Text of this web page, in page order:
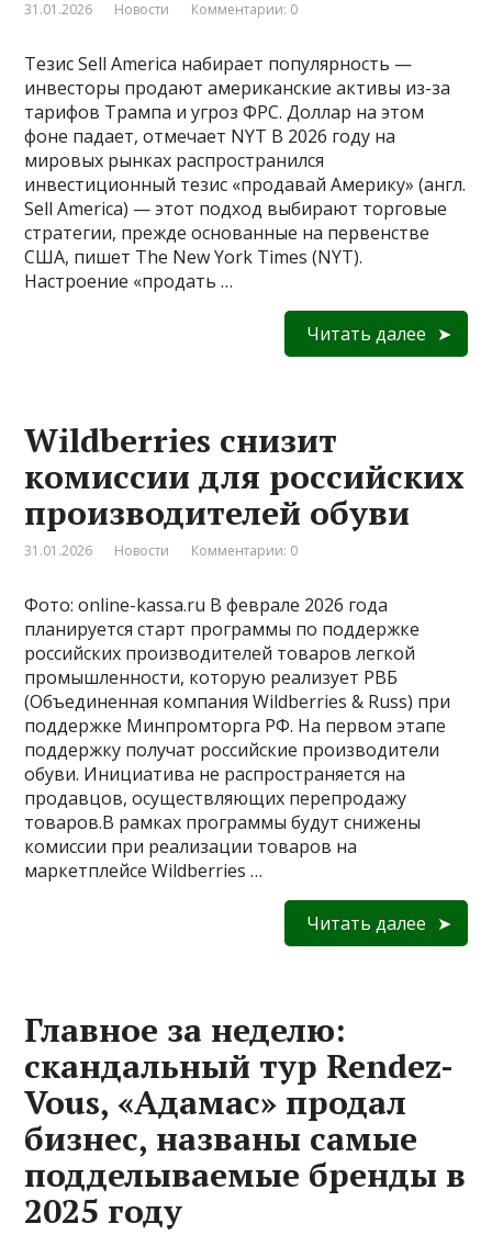
31.01.2026 Новости Комментарии: 0
Тезис Sell America набирает популярность —
инвесторы продают американские активы из-за
тарифов Трампа и угроз ФРС. Доллар на этом
фоне падает, отмечает NYT В 2026 году на
мировых рынках распространился
инвестиционный тезис «продавай Америку» (англ.
Sell America) — этот подход выбирают торговые
стратегии, прежде основанные на первенстве
США, пишет The New York Times (NYT).
Настроение «продать …
Читать далее
Wildberries снизит
комиссии для российских
производителей обуви
31.01.2026 Новости Комментарии: 0
Фото: online-kassa.ru В феврале 2026 года
планируется старт программы по поддержке
российских производителей товаров легкой
промышленности, которую реализует РВБ
(Объединенная компания Wildberries & Russ) при
поддержке Минпромторга РФ. На первом этапе
поддержку получат российские производители
обуви. Инициатива не распространяется на
продавцов, осуществляющих перепродажу
товаров.В рамках программы будут снижены
комиссии при реализации товаров на
маркетплейсе Wildberries …
Читать далее
Главное за неделю:
скандальный тур Rendez-
Vous, «Адамас» продал
бизнес, названы самые
подделываемые бренды в
2025 году